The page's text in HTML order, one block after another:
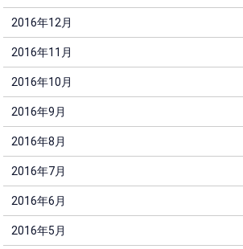
2016年12月
2016年11月
2016年10月
2016年9月
2016年8月
2016年7月
2016年6月
2016年5月